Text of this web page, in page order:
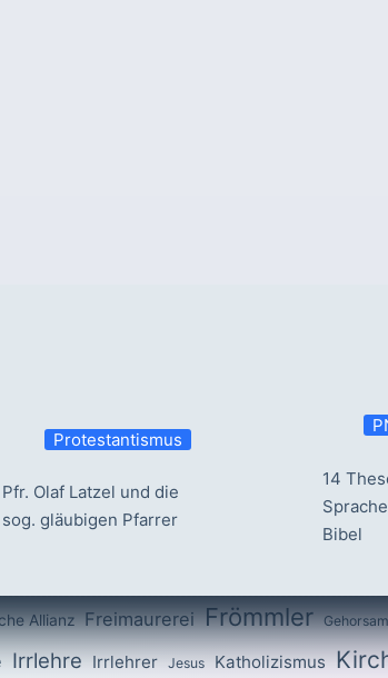
Protestantismus
Pfr. Olaf Latzel und die
sog. gläubigen Pfarrer
14
Bibel
Allianz Freimaurerei Frömmler Gehorsam
Irrlehre Irrlehrer Jesus Katholizismus